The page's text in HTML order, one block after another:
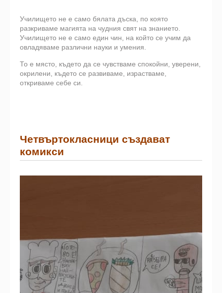
Училището не е само бялата дъска, по която
разкриваме магията на чудния свят на знанието.
Училището не е само един чин, на който се учим да
овладяваме различни науки и умения.
То е място, където да се чувстваме спокойни, уверени,
окрилени, където се развиваме, израстваме,
откриваме себе си.
Четвъртокласници създават
комикси